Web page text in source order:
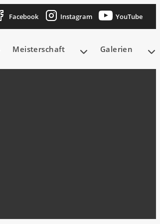
Facebook Instagram YouTube
Meisterschaft Galerien